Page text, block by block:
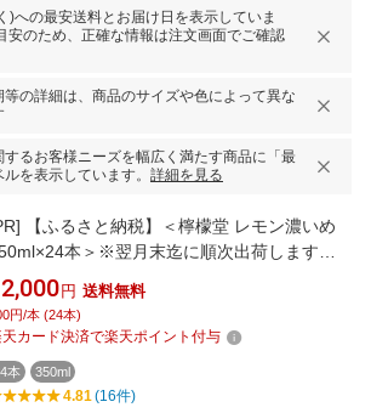
)への最安送料とお届け日を表示していま
安のため、正確な情報は注文画面でご確認
の詳細は、商品のサイズや色によって異な
るお客様ニーズを幅広く満たす商品に「最
を表示しています。 詳細を見る
【ふるさと納税】＜檸檬堂 レモン濃いめ
本＞※翌月末迄に順次出荷します。
モンチューハイ レモンサワー お酒 酎ハイ ア
コール 7% ギフト 贈り物 前割り スピリッツ
キュール コカ・コーラ西条工場で生産 愛媛
円 送料無料
円/本 (24本)
カード決済で楽天ポイント付与
本 350ml
4.81(16件)